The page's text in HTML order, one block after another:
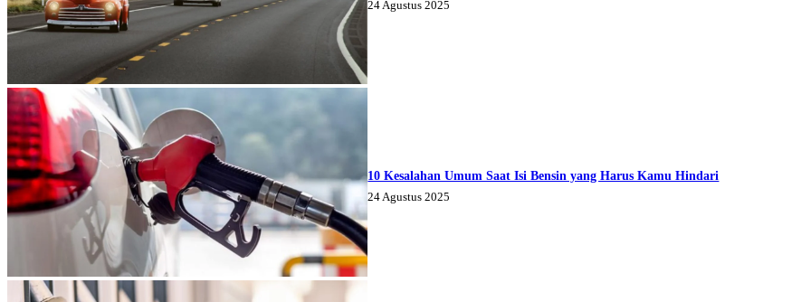
24 Agustus 2025
10 Kesalahan Umum Saat Isi Bensin yang Harus Kamu Hindari
24 Agustus 2025